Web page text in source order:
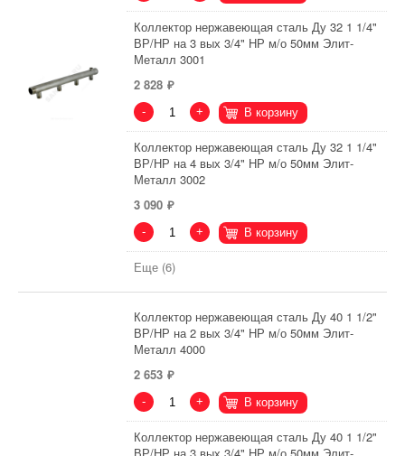
Коллектор нержавеющая сталь Ду 32 1 1/4"
ВР/НР на 3 вых 3/4" НР м/о 50мм Элит-
Металл 3001
2 828
- + В корзину
Коллектор нержавеющая сталь Ду 32 1 1/4"
ВР/НР на 4 вых 3/4" НР м/о 50мм Элит-
Металл 3002
3 090
- + В корзину
Еще (6)
Коллектор нержавеющая сталь Ду 40 1 1/2"
ВР/НР на 2 вых 3/4" НР м/о 50мм Элит-
Металл 4000
2 653
- + В корзину
Коллектор нержавеющая сталь Ду 40 1 1/2"